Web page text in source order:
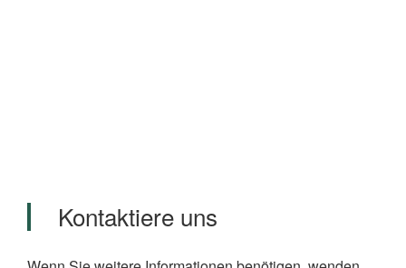
Kontaktiere uns